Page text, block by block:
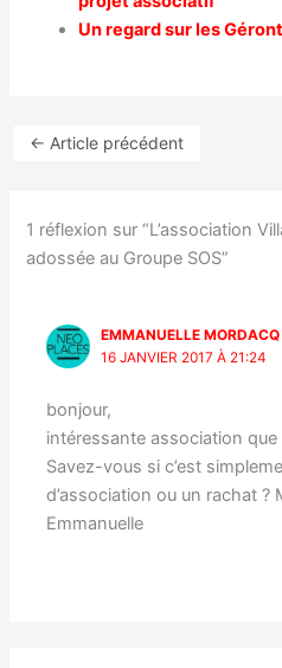
Un regard sur les
← Article précédent
1 réflexion sur “L’association
adossée au Groupe SOS”
EMMANUELLE MORDACQ
16 JANVIER 2017 À 21:24
bonjour,
intéressante association
Savez-vous si c’est
d’association ou un rachat ?
Emmanuelle